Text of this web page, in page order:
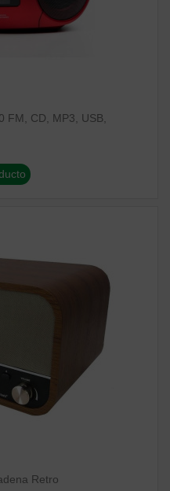
FM, CD, MP3, USB,
Retro